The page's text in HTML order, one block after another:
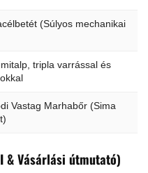
(Súlyos mechanikai
tripla varrással és
Vastag Marhabőr (Sima
& Vásárlási útmutató)